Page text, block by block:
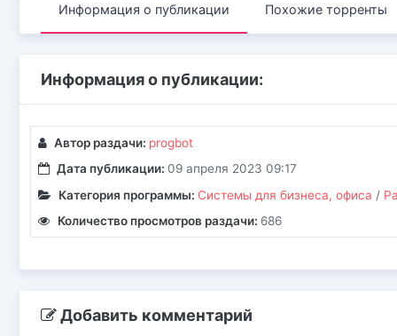
Информация о публикации Похожие торренты
Информация о публикации:
Автор раздачи: progbot
Дата публикации: 09 апреля 2023 09:17
Категория программы: Системы для бизнеса, офиса /
Количество просмотров раздачи: 686
Добавить комментарий